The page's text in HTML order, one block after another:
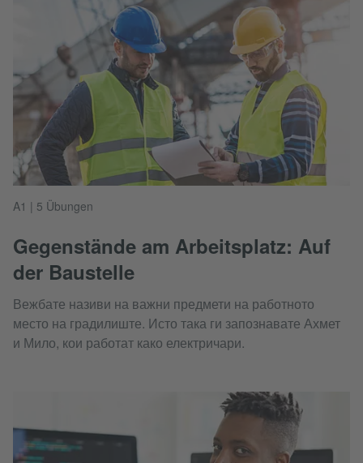
A1 | 5 Übungen
Gegenstände am Arbeitsplatz: Auf
der Baustelle
Вежбате називи на важни предмети на работното
место на градилиште. Исто така ги запознавате Ахмет
и Мило, кои работат како електричари.